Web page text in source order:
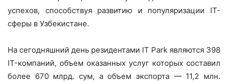
успехов, способствуя развитию и популяризации IT-
сферы в Узбекистане.
На сегодняшний день резидентами IT Park являются 398
IT-компаний, объем оказанных услуг которых составил
более 670 млрд. сум, а объем экспорта — 11,2 млн.